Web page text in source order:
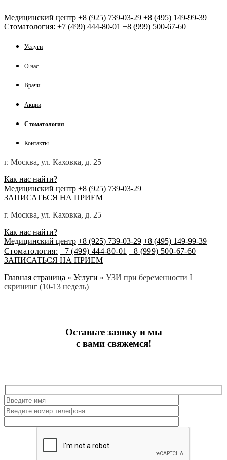
Медицинский центр +8 (925) 739-03-29 +8 (495) 149-99-39
Стоматология: +7 (499) 444-80-01 +8 (999) 500-67-60
Услуги
О нас
Врачи
Акции
Стоматология
Контакты
г. Москва, ул. Каховка, д. 25
Как нас найти?
Медицинский центр +8 (925) 739-03-29
ЗАПИСАТЬСЯ НА ПРИЕМ
г. Москва, ул. Каховка, д. 25
Как нас найти?
Медицинский центр +8 (925) 739-03-29 +8 (495) 149-99-39
Стоматология: +7 (499) 444-80-01 +8 (999) 500-67-60
ЗАПИСАТЬСЯ НА ПРИЕМ
Главная страница » Услуги » УЗИ при беременности I
скрининг (10-13 недель)
Оставьте заявку и мы
с вами свяжемся!